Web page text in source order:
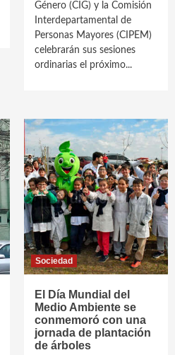
Género (CIG) y la Comisión
Interdepartamental de
Personas Mayores (CIPEM)
celebrarán sus sesiones
ordinarias el próximo...
Sociedad
El Día Mundial del
Medio Ambiente se
conmemoró con una
jornada de plantación
de árboles